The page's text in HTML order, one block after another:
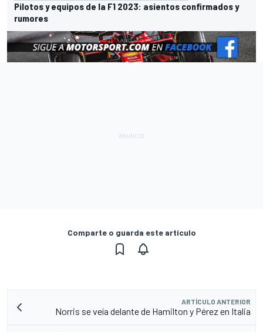
Pilotos y equipos de la F1 2023: asientos confirmados y
rumores
Comparte o guarda este artículo
ARTÍCULO ANTERIOR
Norris se veía delante de Hamilton y Pérez en Italia